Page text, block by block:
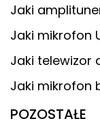
Jaki
Jaki mikrofon
Jaki telewizor
Jaki mikrofon
POZOSTAŁE